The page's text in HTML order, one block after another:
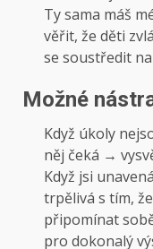
Ty sama máš
věřit, že děti
se soustředit
Možné
Když úkoly
něj čeká →
Když jsi
trpělivá s tím,
připomínat
pro dokonalý